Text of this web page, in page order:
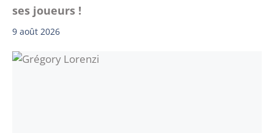
ses joueurs !
9 août 2026